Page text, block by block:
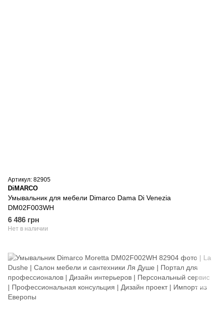
Артикул: 82905
DiMARCO
Умывальник для мебели Dimarco Dama Di Venezia
DM02F003WH
6 486 грн
Нет в наличии